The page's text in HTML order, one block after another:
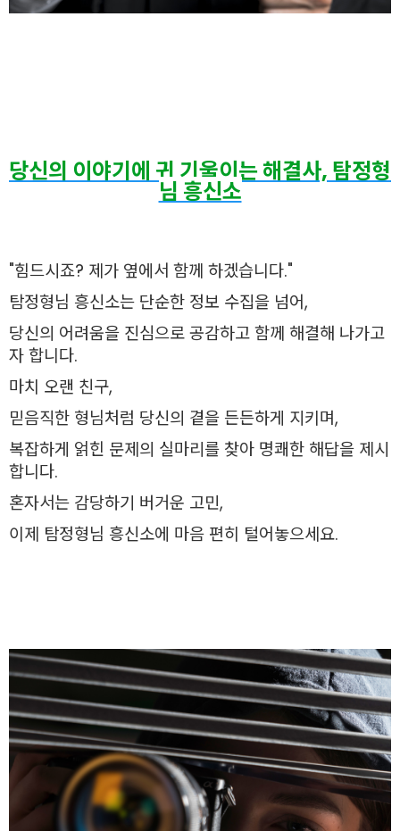
당신의 이야기에 귀 기울이는 해결사, 탐정형
님 흥신소
"힘드시죠? 제가 옆에서 함께 하겠습니다."
탐정형님 흥신소는 단순한 정보 수집을 넘어,
당신의 어려움을 진심으로 공감하고 함께 해결해 나가고
자 합니다.
마치 오랜 친구,
믿음직한 형님처럼 당신의 곁을 든든하게 지키며,
복잡하게 얽힌 문제의 실마리를 찾아 명쾌한 해답을 제시
합니다.
혼자서는 감당하기 버거운 고민,
이제 탐정형님 흥신소에 마음 편히 털어놓으세요.